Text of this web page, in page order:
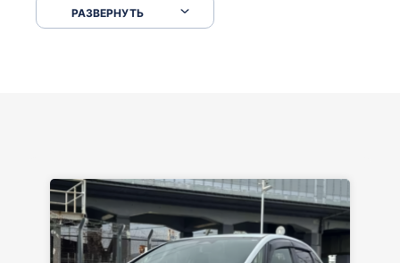
приехал за авто. Меня тепло встретили Сергей с
РАЗВЕРНУТЬ